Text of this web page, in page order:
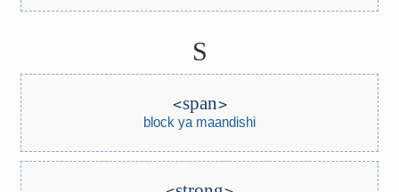
S
span
block ya maandishi